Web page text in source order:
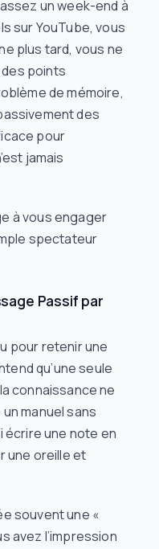
un week-end à
sur YouTube, vous
plus tard, vous ne
points
de mémoire,
des
pour
jamais
à vous engager
spectateur
Passif par
pour retenir une
qu’une seule
connaissance ne
un manuel sans
écrire une note en
une oreille et
souvent une «
avez l’impression